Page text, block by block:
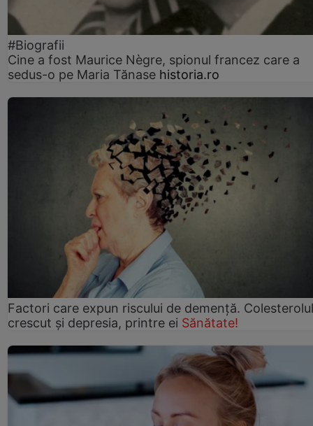
#Biografii
Cine a fost Maurice Nègre, spionul francez care a
sedus-o pe Maria Tănase historia.ro
Factori care expun riscului de demență. Colesterolul
crescut şi depresia, printre ei Sănătate!